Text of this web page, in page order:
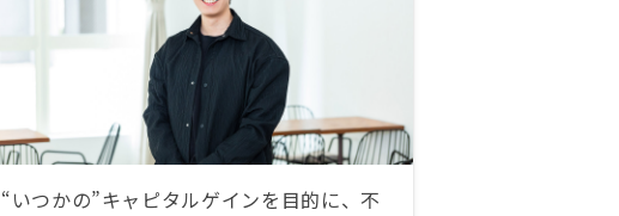
“いつかの”キャピタルゲインを目的に、不